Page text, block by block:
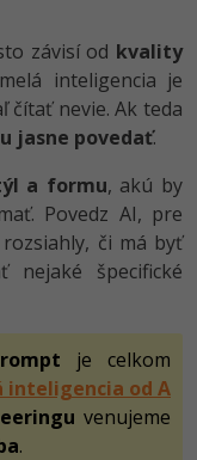
závisí od kvality
inteligencia je
čítať nevie. Ak teda
jasne povedať.
a formu, akú by
Povedz AI, pre
či má byť
nejaké špecifické
je celkom
inteligencia od A
venujeme
.